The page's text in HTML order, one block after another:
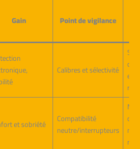
Gain Point de vigilance
Calibres et sélectivité
clair,
et sobriété
Compatibilité
neutre/interrupteurs